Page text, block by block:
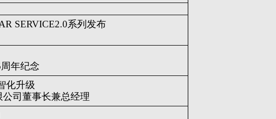
SERVICE2.0系列发布
年纪念
化升级
司董事长兼总经理